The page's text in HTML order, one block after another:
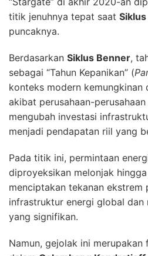
titik jenuhnya tepat saat
puncaknya.
Berdasarkan Siklus Benner,
sebagai “Tahun Kepanikan” (
konteks modern
akibat perusahaan-
mengubah investasi
menjadi pendapatan riil yang
Pada titik ini, permintaan
diproyeksikan melonjak
menciptakan tekanan ekstrem
infrastruktur energi global dan
yang signifikan.
Namun, gejolak ini merupakan